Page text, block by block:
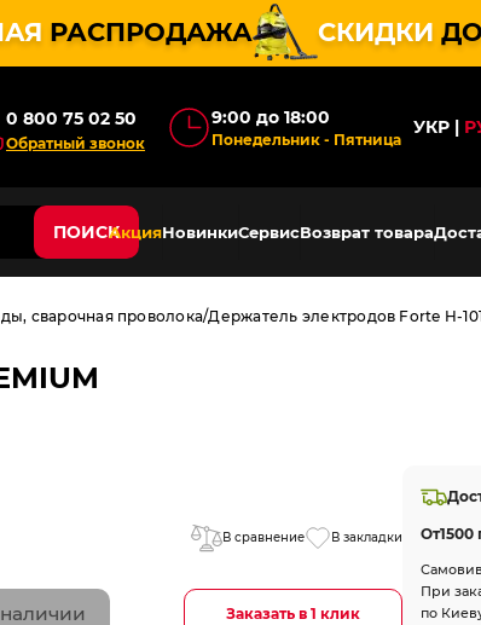
РАСПРОДАЖА СКИДКИ ДО
0 800 75 02 50
Обратный звонок
9:00 до 18:00
Понедельник - Пятница
УКР
ПОИСКАкцияНовинкиСервисВозврат товара
сварочная проволока Держатель электродов Forte H-
В сравнение В закладки
Заказать в 1 клик
От1500
При
по